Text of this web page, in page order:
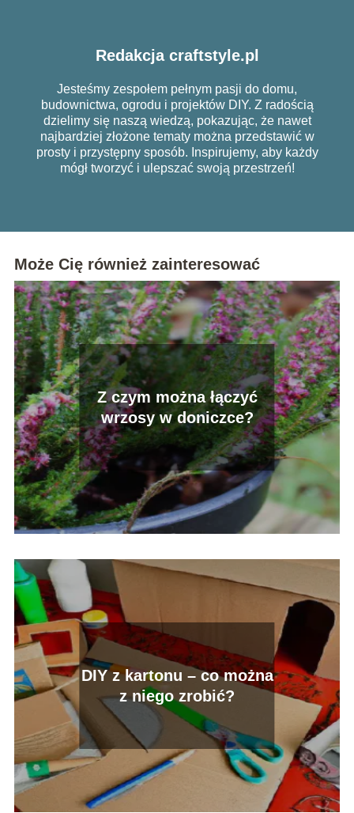
Redakcja craftstyle.pl
Jesteśmy zespołem pełnym pasji do domu,
budownictwa, ogrodu i projektów DIY. Z radością
dzielimy się naszą wiedzą, pokazując, że nawet
najbardziej złożone tematy można przedstawić w
prosty i przystępny sposób. Inspirujemy, aby każdy
mógł tworzyć i ulepszać swoją przestrzeń!
Może Cię również zainteresować
Z czym można łączyć
wrzosy w doniczce?
DIY z kartonu – co można
z niego zrobić?